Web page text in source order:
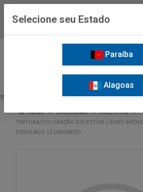
INÍCIO COLORACAO
KOLESTON
TINTURA/COLORAÇÃO KOLESTON LOURO MÉDIO
PEROLADO 12 UNIDADES
Selecione seu Estado
Paraíba
Alagoas